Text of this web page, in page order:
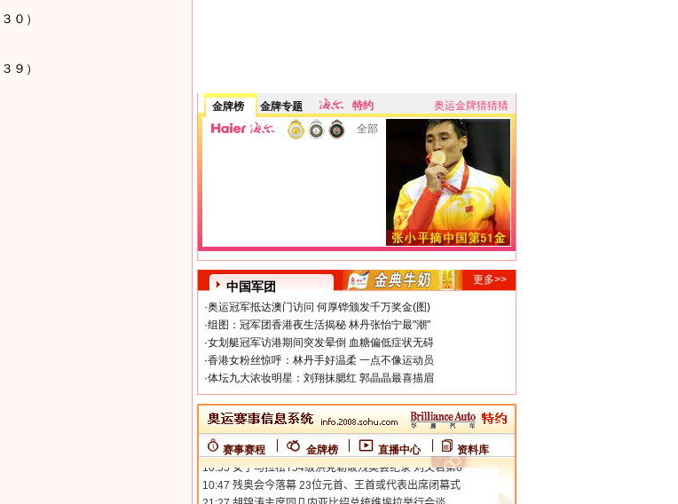
０）
９）
金牌榜 金牌专题 特约
奥运金牌猜猜猜
全部
中国军团
更多>>
·奥运冠军抵达澳门访问 何厚铧颁发千万奖金(图)
·组图：冠军团香港夜生活揭秘 林丹张怡宁最"潮"
·女划艇冠军访港期间突发晕倒 血糖偏低症状无碍
·香港女粉丝惊呼：林丹手好温柔 一点不像运动员
·体坛九大浓妆明星：刘翔抹腮红 郭晶晶最喜描眉
赛事赛程 金牌榜 直播中心 资料库